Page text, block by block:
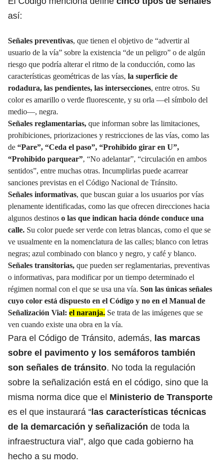
así:
Señales preventivas, que tienen el objetivo de “advertir al
usuario de la vía” sobre la existencia “de un peligro” o de algún
riesgo que podría alterar el ritmo de la conducción, como las
características geométricas de las vías, la superficie de
rodadura, las pendientes, las intersecciones, entre otros. Su
color es amarillo o verde fluorescente, y su orla —el símbolo del
medio—, negra.
Señales reglamentarias, que informan sobre las limitaciones,
prohibiciones, priorizaciones y restricciones de las vías, como las
de “Pare”, “Ceda el paso”, “Prohibido girar en U”,
“Prohibido parquear”, “No adelantar”, “circulación en ambos
sentidos”, entre muchas otras. Incumplirlas puede acarrear
sanciones previstas en el Código Nacional de Tránsito.
Señales informativas, que buscan guiar a los usuarios por vías
plenamente identificadas, como las que ofrecen direcciones hacia
algunos destinos o las que indican hacia dónde conduce una
calle. Su color puede ser verde con letras blancas, como el que se
ve usualmente en la nomenclatura de las calles; blanco con letras
negras; azul combinado con blanco y negro, y café y blanco.
Señales transitorias, que pueden ser reglamentarias, preventivas
o informativas, para modificar por un tiempo determinado el
régimen normal con el que se usa una vía. Son las únicas señales
cuyo color está dispuesto en el Código y no en el Manual de
Señalización Vial: el naranja. Se trata de las imágenes que se
ven cuando existe una obra en la vía.
Para el Código de Tránsito, además, las marcas
sobre el pavimento y los semáforos también
son señales de tránsito. No toda la regulación
sobre la señalización está en el código, sino que la
misma norma dice que el Ministerio de Transporte
es el que instaurará “las características técnicas
de la demarcación y señalización de toda la
infraestructura vial”, algo que cada gobierno ha
hecho a su modo.